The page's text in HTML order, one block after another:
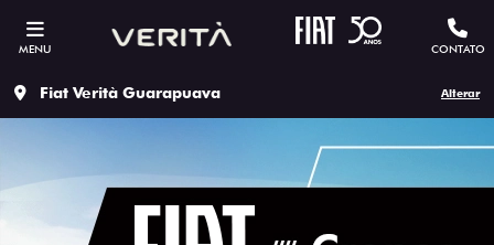
MENU CONTATO
Fiat Verità Guarapuava Alterar